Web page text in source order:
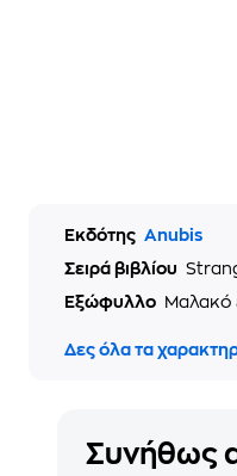
Εκδότης Anubis
Σειρά βιβλίου
Εξώφυλλο
Μαλακό
Δες όλα τα
Συνήθως